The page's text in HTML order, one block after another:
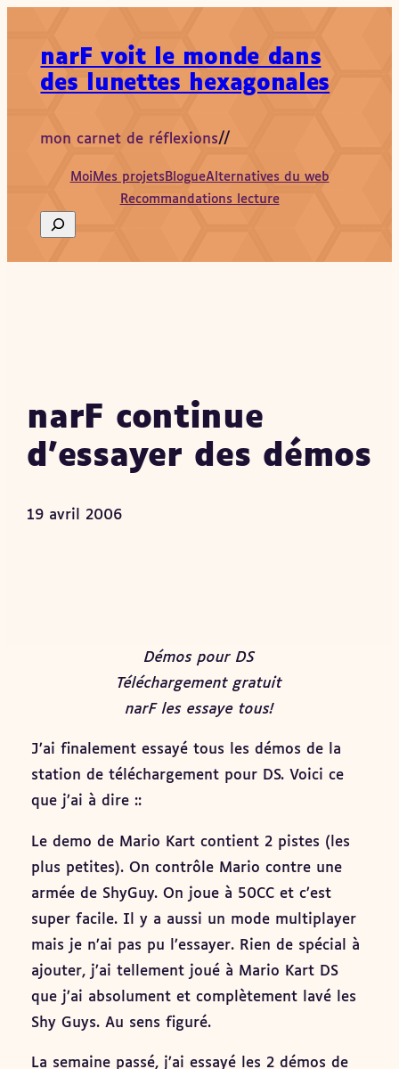
contenu
narF voit le monde dans
des lunettes hexagonales
mon carnet de réflexions//
MoiMes projetsBlogueAlternatives du web
Recommandations lecture
Search
narF continue
d’essayer des démos
19 avril 2006
Démos pour DS
Téléchargement gratuit
narF les essaye tous!
J’ai finalement essayé tous les démos de la
station de téléchargement pour DS. Voici ce
que j’ai à dire ::
Le demo de Mario Kart contient 2 pistes (les
plus petites). On contrôle Mario contre une
armée de ShyGuy. On joue à 50CC et c’est
super facile. Il y a aussi un mode multiplayer
mais je n’ai pas pu l’essayer. Rien de spécial à
ajouter, j’ai tellement joué à Mario Kart DS
que j’ai absolument et complètement lavé les
Shy Guys. Au sens figuré.
La semaine passé, j’ai essayé les 2 démos de